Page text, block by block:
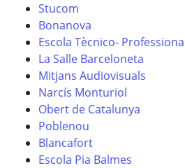
Stucom
Bonanova
Escola Tècnico-
La Salle Barceloneta
Mitjans Audiovisuals
Narcís Monturiol
Obert de Catalunya
Poblenou
Blancafort
Escola Pia Balmes